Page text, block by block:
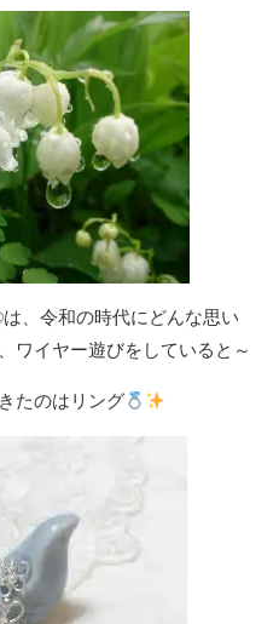
、令和の時代にどんな思い
ワイヤー遊びをしていると～
たのはリング